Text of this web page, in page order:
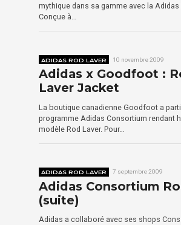
mythique dans sa gamme avec la Adidas
Conçue à…
ADIDAS ROD LAVER 10 novembre 2009
Adidas x Goodfoot :
Laver Jacket
La boutique canadienne Goodfoot a
programme Adidas Consortium rendant
modèle Rod Laver. Pour…
ADIDAS ROD LAVER 7 septembre 2009
Adidas Consortium
(suite)
Adidas a collaboré avec ses shops